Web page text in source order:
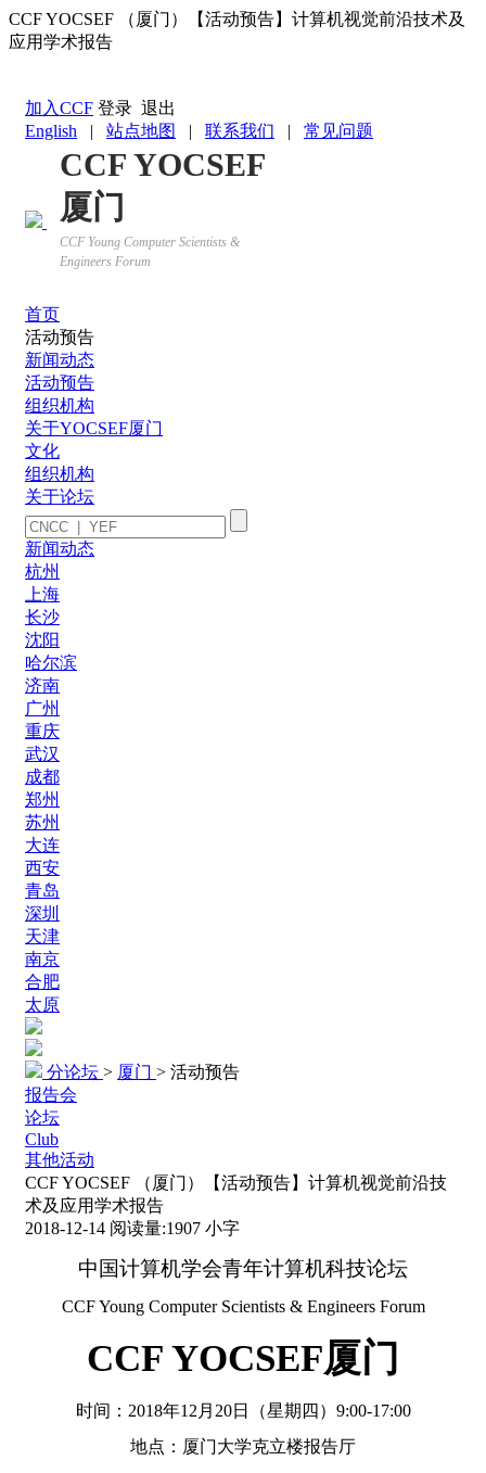
CCF YOCSEF （厦门）【活动预告】计算机视觉前沿技术及
应用学术报告
加入CCF 登录 退出
English | 站点地图 | 联系我们 | 常见问题
CCF YOCSEF
厦门
CCF Young Computer Scientists &
Engineers Forum
首页
活动预告
新闻动态
活动预告
组织机构
关于YOCSEF厦门
文化
组织机构
关于论坛
新闻动态
杭州
上海
长沙
沈阳
哈尔滨
济南
广州
重庆
武汉
成都
郑州
苏州
大连
西安
青岛
深圳
天津
南京
合肥
太原
分论坛 > 厦门 > 活动预告
报告会
论坛
Club
其他活动
CCF YOCSEF （厦门）【活动预告】计算机视觉前沿技
术及应用学术报告
2018-12-14 阅读量:1907 小字
中国计算机学会青年计算机科技论坛
CCF Young Computer Scientists & Engineers Forum
CCF YOCSEF厦门
时间：2018年12月20日（星期四）9:00-17:00
地点：厦门大学克立楼报告厅